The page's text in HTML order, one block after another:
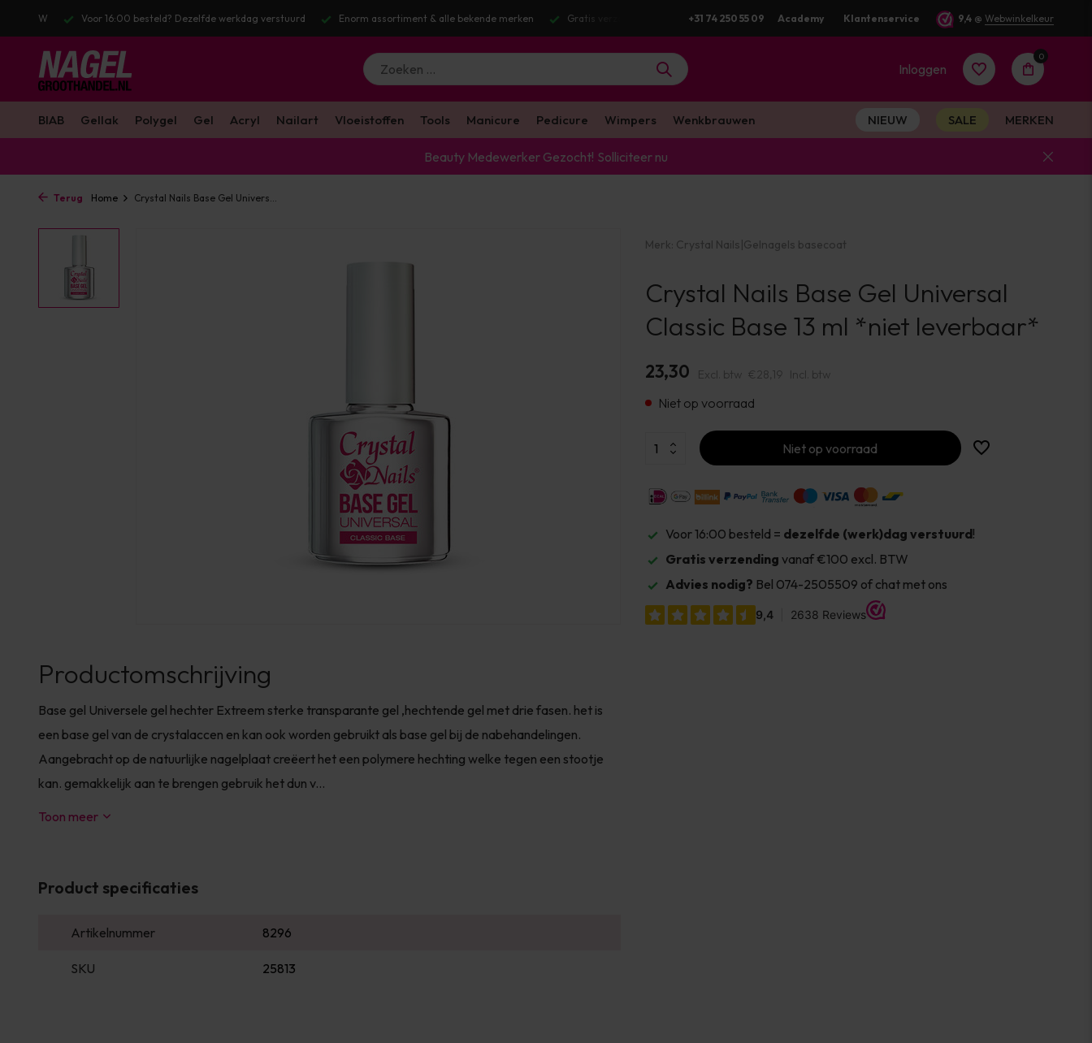
werkdag verstuurd Enorm assortiment & alle bekende merken Gratis verzending v.a. €100 excl. BTW +31 74 250 55 09 Academy Klantenservice 9,4 @ Webwinkelkeur
Inloggen
Account
aanmaken
0
BIAB Gellak Polygel Gel Acryl Nailart Vloeistoffen Tools Manicure Pedicure Wimpers Wenkbrauwen NIEUW SALE MERKEN
Beauty Medewerker Gezocht! Solliciteer nu
Terug Home Crystal Nails Base Gel Univers...
Productomschrijving
Base gel Universele gel hechter Extreem sterke transparante gel ,hechtende gel met drie fasen. het is
een base gel van de crystalaccen en kan ook worden gebruikt als base gel bij de nabehandelingen.
Aangebracht op de natuurlijke nagelplaat creëert het een polymere hechting welke tegen een stootje
kan. gemakkelijk aan te brengen gebruik het dun v...
Toon meer
Product specificaties
Artikelnummer 8296
SKU 25813
Merk: Crystal Nails|Gelnagels basecoat
Crystal Nails Base Gel Universal
Classic Base 13 ml *niet leverbaar*
23,30 Excl. btw €28,19 Incl. btw
Niet op voorraad
Niet op voorraad
Voor 16:00 besteld = dezelfde (werk)dag verstuurd!
Gratis verzending vanaf €100 excl. BTW
Advies nodig? Bel 074-2505509 of chat met ons